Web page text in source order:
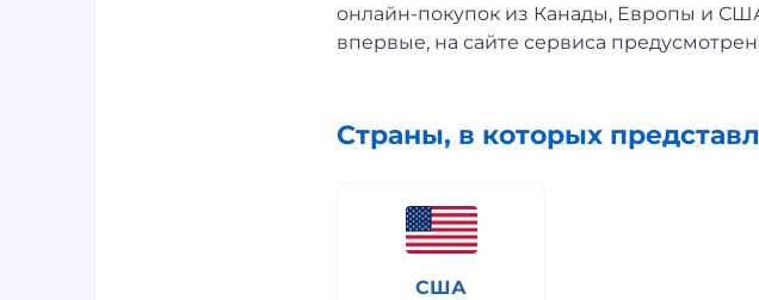
онлайн-покупок из Канады, Европы и
впервые, на сайте сервиса
Страны, в которых
США